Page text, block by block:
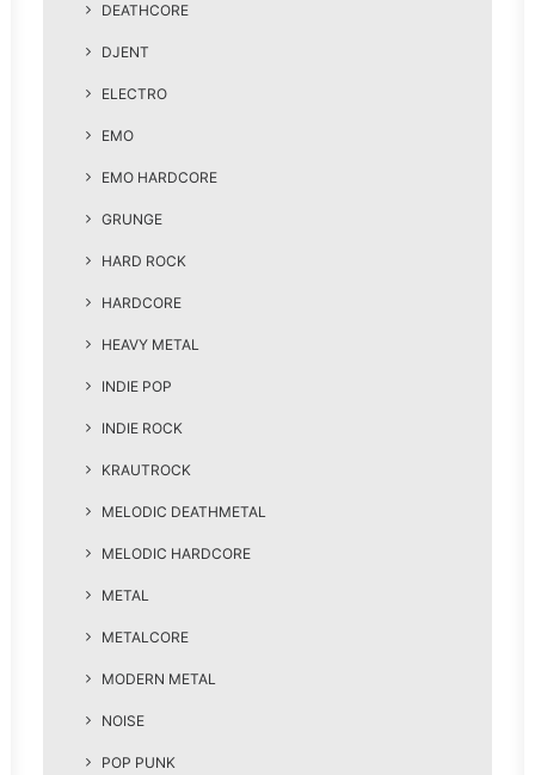
DEATHCORE
DJENT
ELECTRO
EMO
EMO HARDCORE
GRUNGE
HARD ROCK
HARDCORE
HEAVY METAL
INDIE POP
INDIE ROCK
KRAUTROCK
MELODIC DEATHMETAL
MELODIC HARDCORE
METAL
METALCORE
MODERN METAL
NOISE
POP PUNK